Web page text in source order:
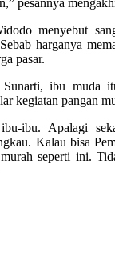
menyebut
harganya
pasar.
ibu muda
kegiatan pangan
ibu. Apalagi
Kalau bisa
seperti ini.